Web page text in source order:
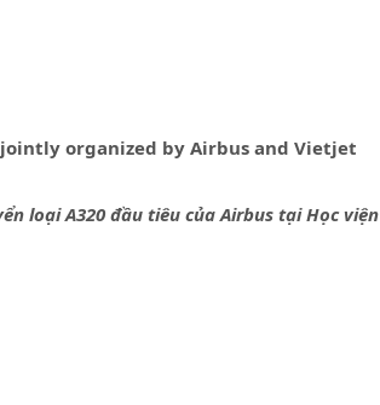
organized by Airbus and Vietjet
loại A320 đầu tiêu của Airbus tại Học viện